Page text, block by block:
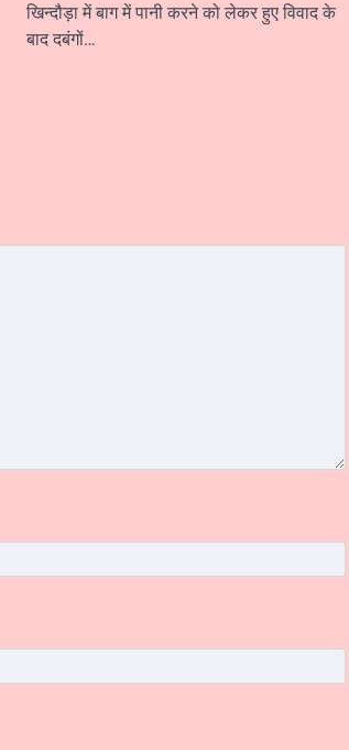
खिन्दौड़ा में बाग में पानी करने को लेकर हुए विवाद के
बाद दबंगों…